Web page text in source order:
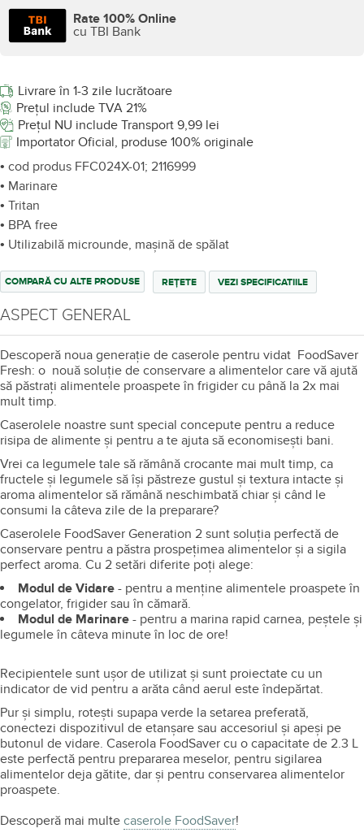
Rate 100% Online
cu TBI Bank
Livrare în 1-3 zile lucrătoare
Prețul include TVA 21%
Prețul NU include Transport 9,99 lei
Importator Oficial, produse 100% originale
• cod produs FFC024X-01; 2116999
• Marinare
• Tritan
• BPA free
• Utilizabilă microunde, mașină de spălat
REȚETE
COMPARĂ CU ALTE PRODUSE VEZI SPECIFICATIILE
ASPECT GENERAL
Descoperă noua generație de caserole pentru vidat FoodSaver
Fresh: o nouă soluție de conservare a alimentelor care vă ajută
să păstrați alimentele proaspete în frigider cu până la 2x mai
mult timp.
Caserolele noastre sunt special concepute pentru a reduce
risipa de alimente și pentru a te ajuta să economisești bani.
Vrei ca legumele tale să rămână crocante mai mult timp, ca
fructele și legumele să își păstreze gustul și textura intacte și
aroma alimentelor să rămână neschimbată chiar și când le
consumi la câteva zile de la preparare?
Caserolele FoodSaver Generation 2 sunt soluția perfectă de
conservare pentru a păstra prospețimea alimentelor și a sigila
perfect aroma. Cu 2 setări diferite poți alege:
Modul de Vidare - pentru a menține alimentele proaspete în
congelator, frigider sau în cămară.
Modul de Marinare - pentru a marina rapid carnea, peștele și
legumele în câteva minute în loc de ore!
Recipientele sunt ușor de utilizat și sunt proiectate cu un
indicator de vid pentru a arăta când aerul este îndepărtat.
Pur și simplu, rotești supapa verde la setarea preferată,
conectezi dispozitivul de etanșare sau accesoriul și apeși pe
butonul de vidare. Caserola FoodSaver cu o capacitate de 2.3 L
este perfectă pentru prepararea meselor, pentru sigilarea
alimentelor deja gătite, dar și pentru conservarea alimentelor
proaspete.
Descoperă mai multe caserole FoodSaver!